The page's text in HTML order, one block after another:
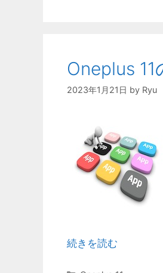
Oneplus
2023年1月21日 by Ryu
続きを読む